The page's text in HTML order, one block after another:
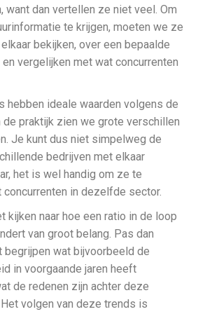
want dan vertellen ze niet veel. Om
te krijgen, moeten we ze
bekijken, over een bepaalde
vergelijken met wat concurrenten
hebben ideale waarden volgens de
de praktijk zien we grote verschillen
Je kunt dus niet simpelweg de
bedrijven met elkaar
het is wel handig om ze te
in dezelfde sector.
kijken naar hoe een ratio in de loop
van groot belang. Pas dan
begrijpen wat bijvoorbeeld de
in voorgaande jaren heeft
de redenen zijn achter deze
volgen van deze trends is